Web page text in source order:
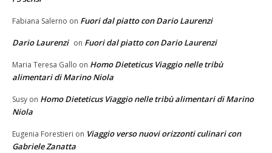
Fabiana Salerno on Fuori dal piatto con Dario Laurenzi
Dario Laurenzi on Fuori dal piatto con Dario Laurenzi
Maria Teresa Gallo on Homo Dieteticus Viaggio nelle tribù
alimentari di Marino Niola
Susy on Homo Dieteticus Viaggio nelle tribù alimentari di Marino
Niola
Eugenia Forestieri on Viaggio verso nuovi orizzonti culinari con
Gabriele Zanatta